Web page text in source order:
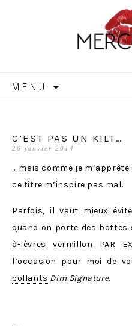
MENU
C’EST PAS UN KILT…
26 janvier 2014
… mais comme je
ce titre m’inspire pas mal.
Parfois, il vaut mieux
quand on porte des bottes
à-lèvres vermillon PAR
l’occasion pour moi de
collants Dim Signature.